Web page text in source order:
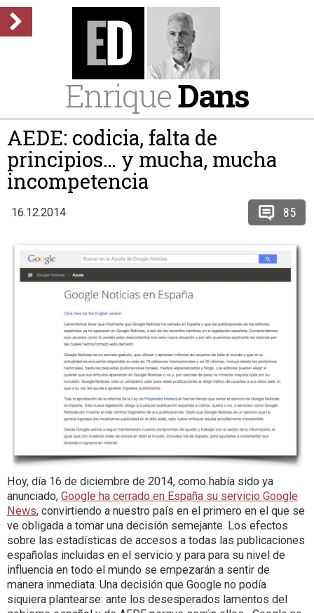
EnriqueDans
AEDE: codicia, falta de
principios… y mucha, mucha
incompetencia
16.12.2014 85
Hoy, día 16 de diciembre de 2014, como había sido ya
anunciado, Google ha cerrado en España su servicio Google
News, convirtiendo a nuestro país en el primero en el que se
ve obligada a tomar una decisión semejante. Los efectos
sobre las estadísticas de accesos a todas las publicaciones
españolas incluidas en el servicio y para para su nivel de
influencia en todo el mundo se empezarán a sentir de
manera inmediata. Una decisión que Google no podía
siquiera plantearse: ante los desesperados lamentos del